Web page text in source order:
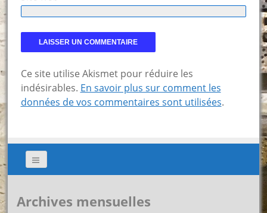
Ce site utilise Akismet pour réduire les
indésirables. En savoir plus sur comment les
données de vos commentaires sont utilisées.
Archives mensuelles